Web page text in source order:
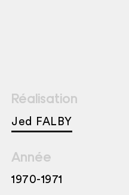
Réalisation
Jed FALBY
Année
1970-1971